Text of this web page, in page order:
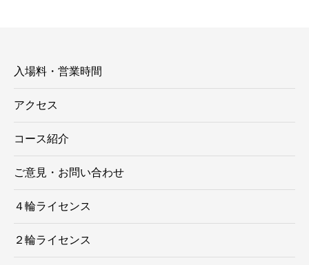
入場料・営業時間
アクセス
コース紹介
ご意見・お問い合わせ
４輪ライセンス
２輪ライセンス